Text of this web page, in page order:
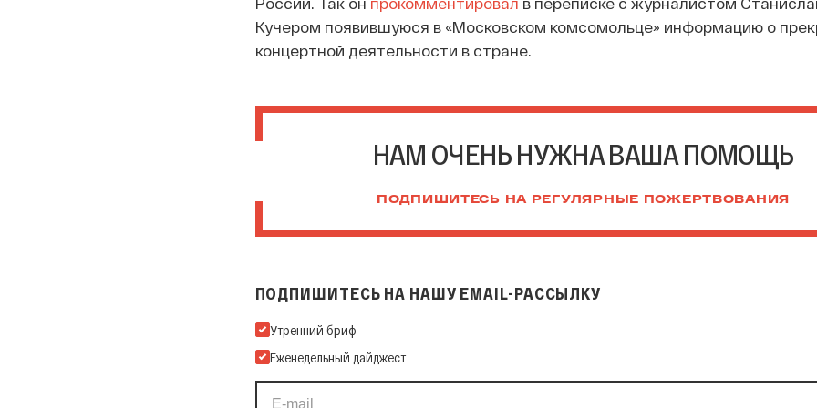
Кучером появившуюся в «Московском комсомольце» информацию о
концертной деятельности в стране.
НАМ ОЧЕНЬ НУЖНА ВАША ПОМОЩЬ
ПОДПИШИТЕСЬ НА РЕГУЛЯРНЫЕ ПОЖЕРТВОВАНИЯ
ПОДПИШИТЕСЬ НА НАШУ EMAIL-РАССЫЛКУ
Подпишитесь на нашу Email-рассылку
Утренний бриф
Еженедельный дайджест